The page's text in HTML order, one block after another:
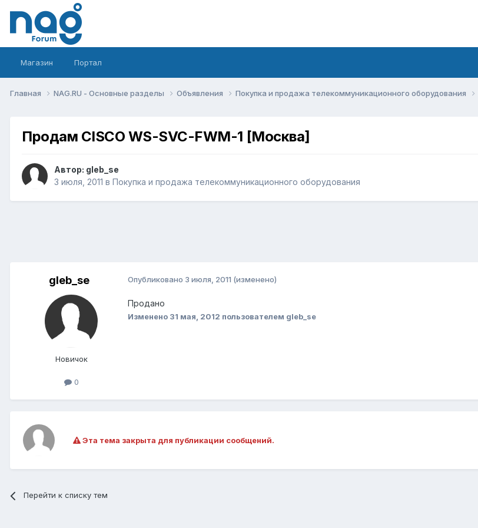
Магазин Портал
Главная NAG.RU - Основные разделы Объявления Покупка и продажа телекоммуникационного оборудования
Продам CISCO WS-SVC-FWM-1 [Москва]
Автор: gleb_se
3 июля, 2011 в Покупка и продажа телекоммуникационного оборудования
gleb_se
Новичок
0
Опубликовано 3 июля, 2011 (изменено)
Продано
Изменено 31 мая, 2012 пользователем gleb_se
Эта тема закрыта для публикации сообщений.
Перейти к списку тем